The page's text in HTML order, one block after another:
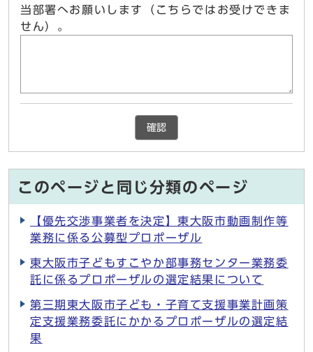
当部署へお願いします（こちらではお受けできま
せん）。
確認
このページと同じ分類のページ
【優先交渉事業者を決定】東大阪市動画制作等
業務に係る公募型プロポーザル
東大阪市子どもすこやか部事務センター業務委
託に係るプロポーザルの選定結果について
第三期東大阪市子ども・子育て支援事業計画策
定支援業務委託にかかるプロポーザルの選定結
果